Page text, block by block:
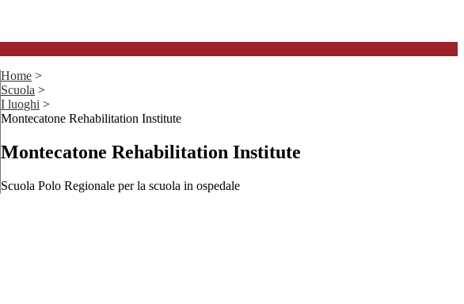
Home >
Scuola >
I luoghi >
Montecatone Rehabilitation Institute
Montecatone Rehabilitation Institute
Scuola Polo Regionale per la scuola in ospedale